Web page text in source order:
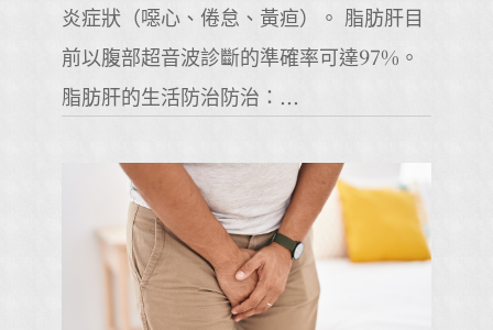
炎症狀（噁心、倦怠、黃疸）。 脂肪肝目
前以腹部超音波診斷的準確率可達97%。
脂肪肝的生活防治防治：...